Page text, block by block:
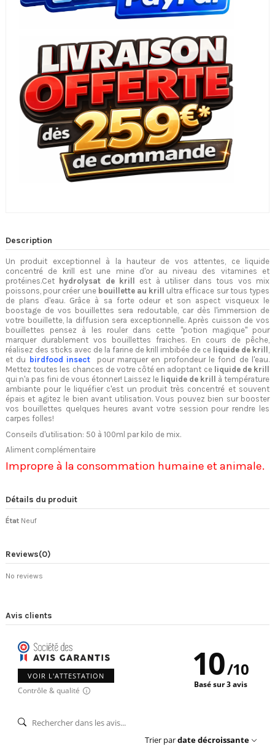
Description
Un produit exceptionnel à la hauteur de vos attentes, ce liquide
concentré de krill est une mine d'or au niveau des vitamines et
protéines.Cet hydrolysat de krill
est à utiliser dans tous vos mix
poissons, pour créer unebouillette au krill
ultra efficace sur tous types
de plans d'eau. Grâce à sa forte odeur et son aspect visqueux le
boostage de vos bouillettes sera redoutable, car dès l'immersion de
votre bouillette, la diffusion sera exceptionnelle. Après cuisson de vos
bouillettes pensez à les rouler dans cette "potion magique" pour
marquer durablement vos bouillettes fraiches. En cours de pêche,
réalisez des sticks avec de la farine de krill imbibée de ce liquide de krill ,
et du birdfood insect pour marquer en profondeur le fond de l'eau.
Mettez toutes les chances de votre côté en adoptant celiquide de krill
qui n'a pas fini de vous étonner! Laissez le liquide de krill
à température
ambiante pour le liquéfier c'est un produit très concentré et souvent
épais et agitez le bien avant utilisation. Vous pouvez bien sur booster
vos bouillettes quelques heures avant votre session pour rendre les
carpes folles!
Conseils d'utilisation: 50 à 100ml par kilo de mix.
Aliment complémentaire
Impropre à la consommation humaine et animale.
Détails du produit
État Neuf
Reviews(0)
No reviews
Avis clients
VOIR L'ATTESTATION
Contrôle & qualité
10/10
Basé sur 3 avis
Trier pardate décroissante